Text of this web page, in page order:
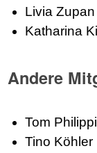
Livia Zupan
Katharina
Andere
Tom Philippi
Tino Köhler